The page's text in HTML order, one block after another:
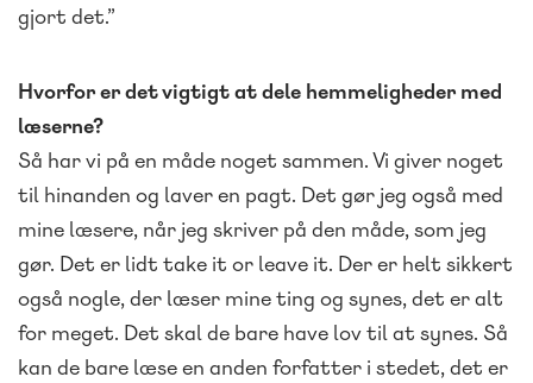
gjort det.”
Hvorfor er det vigtigt at dele hemmeligheder med
læserne?
Så har vi på en måde noget sammen. Vi giver noget
til hinanden og laver en pagt. Det gør jeg også med
mine læsere, når jeg skriver på den måde, som jeg
gør. Det er lidt take it or leave it. Der er helt sikkert
også nogle, der læser mine ting og synes, det er alt
for meget. Det skal de bare have lov til at synes. Så
kan de bare læse en anden forfatter i stedet, det er